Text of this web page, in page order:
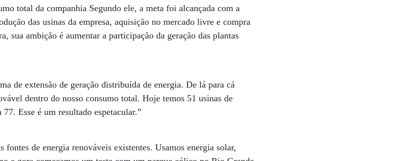
total da companhia Segundo ele, a meta foi alcançada com a
das usinas da empresa, aquisição no mercado livre e compra
sua ambição é aumentar a participação da geração das plantas
de extensão de geração distribuída de energia. De lá para cá
dentro do nosso consumo total. Hoje temos 51 usinas de
Esse é um resultado espetacular.”
de energia renováveis existentes. Usamos energia solar,